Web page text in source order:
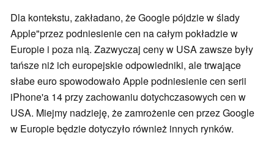
Dla kontekstu, zakładano, że Google pójdzie w ślady
Apple"przez podniesienie cen na całym pokładzie w
Europie i poza nią. Zazwyczaj ceny w USA zawsze były
tańsze niż ich europejskie odpowiedniki, ale trwające
słabe euro spowodowało Apple podniesienie cen serii
iPhone'a 14 przy zachowaniu dotychczasowych cen w
USA. Miejmy nadzieję, że zamrożenie cen przez Google
w Europie będzie dotyczyło również innych rynków.